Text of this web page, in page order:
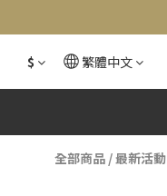
$ 繁體中文
全部商品 /最新活動